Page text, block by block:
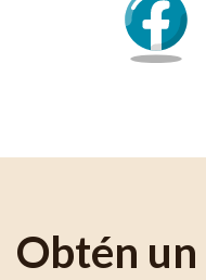
Obtén un